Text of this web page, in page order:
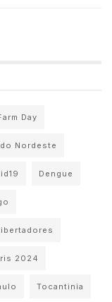
Day
Nordeste
Dengue
2024
Tocantinia